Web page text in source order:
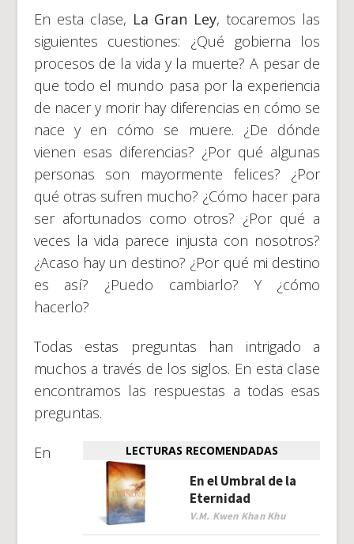
En esta clase, La Gran Ley, tocaremos las
siguientes cuestiones: ¿Qué gobierna los
procesos de la vida y la muerte? A pesar de
que todo el mundo pasa por la experiencia
de nacer y morir hay diferencias en cómo se
nace y en cómo se muere. ¿De dónde
vienen esas diferencias? ¿Por qué algunas
personas son mayormente felices? ¿Por
qué otras sufren mucho? ¿Cómo hacer para
ser afortunados como otros? ¿Por qué a
veces la vida parece injusta con nosotros?
¿Acaso hay un destino? ¿Por qué mi destino
es así? ¿Puedo cambiarlo? Y ¿cómo
hacerlo?
Todas estas preguntas han intrigado a
muchos a través de los siglos. En esta clase
encontramos las respuestas a todas esas
preguntas.
LECTURAS RECOMENDADAS
En el Umbral de la
Eternidad
V.M. Kwen Khan Khu
En